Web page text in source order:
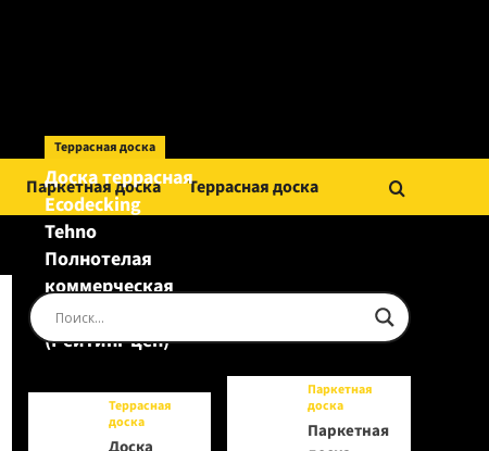
Паркетная доска Террасная доска
Террасная доска
Доска террасная
Ecodecking
Tehno
Полнотелая
коммерческая
Шоколад
(Рейтинг цен)
Террасная
доска
Паркетная
доска
Паркетная